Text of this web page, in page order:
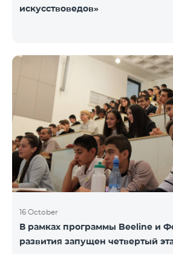
искусствоведов»
16 October
В рамках программы Beeline и
развития запущен четвертый